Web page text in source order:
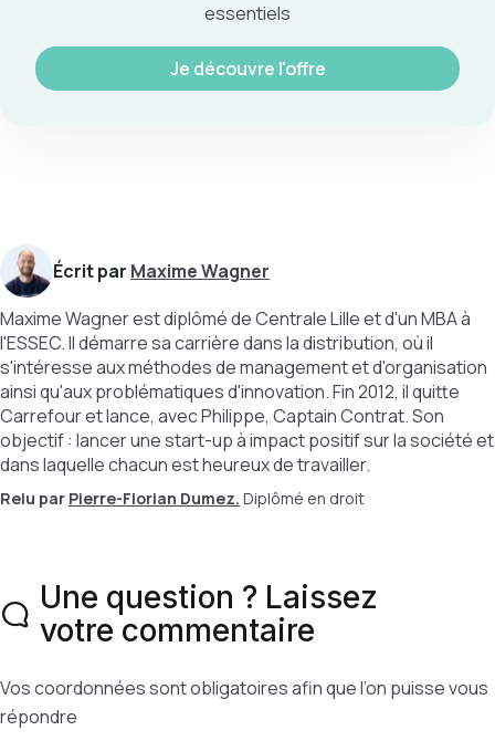
essentiels
Je découvre l'offre
Écrit par Maxime Wagner
Maxime Wagner est diplômé de Centrale Lille et d'un MBA à
l'ESSEC. Il démarre sa carrière dans la distribution, où il
s'intéresse aux méthodes de management et d'organisation
ainsi qu'aux problématiques d'innovation. Fin 2012, il quitte
Carrefour et lance, avec Philippe, Captain Contrat. Son
objectif : lancer une start-up à impact positif sur la société et
dans laquelle chacun est heureux de travailler.
Relu par Pierre-Florian Dumez. Diplômé en droit
Une question ? Laissez
votre commentaire
Vos coordonnées sont obligatoires afin que l’on puisse vous
répondre